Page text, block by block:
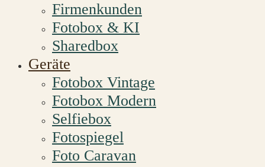
Firmenkunden
Fotobox & KI
Sharedbox
Geräte
Fotobox Vintage
Fotobox Modern
Selfiebox
Fotospiegel
Foto Caravan